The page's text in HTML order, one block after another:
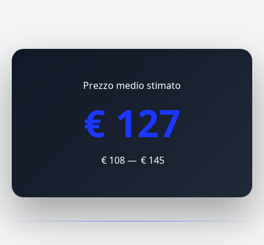
Prezzo medio stimato
€ 127
€ 108 — € 145